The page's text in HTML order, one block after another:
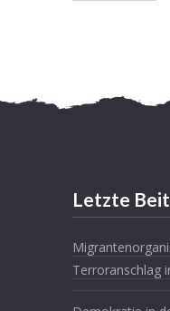
Letzte
Terroranschlag